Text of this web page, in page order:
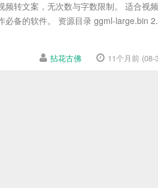
频转文案，无次数与字数限制。 适合视
必备的软件。 资源目录 ggml-large.bin
拈花古佛 11个月前 (08-